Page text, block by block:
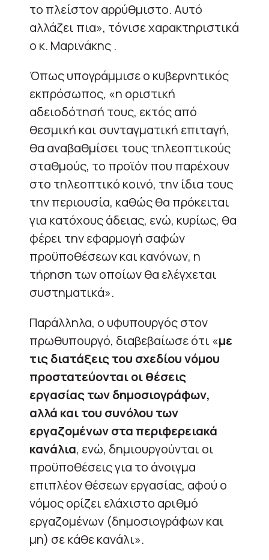
το πλείστον αρρύθμιστο. Αυτό
αλλάζει πια», τόνισε χαρακτηριστικά
ο κ. Μαρινάκης .
Όπως υπογράμμισε ο κυβερνητικός
εκπρόσωπος, «η οριστική
αδειοδότησή τους, εκτός από
θεσμική και συνταγματική επιταγή,
θα αναβαθμίσει τους τηλεοπτικούς
σταθμούς, το προϊόν που παρέχουν
στο τηλεοπτικό κοινό, την ίδια τους
την περιουσία, καθώς θα πρόκειται
για κατόχους άδειας, ενώ, κυρίως, θα
φέρει την εφαρμογή σαφών
προϋποθέσεων και κανόνων, η
τήρηση των οποίων θα ελέγχεται
συστηματικά».
Παράλληλα, ο υφυπουργός στον
πρωθυπουργό, διαβεβαίωσε ότι «με
τις διατάξεις του σχεδίου νόμου
προστατεύονται οι θέσεις
εργασίας των δημοσιογράφων,
αλλά και του συνόλου των
εργαζομένων στα περιφερειακά
κανάλια, ενώ, δημιουργούνται οι
προϋποθέσεις για το άνοιγμα
επιπλέον θέσεων εργασίας, αφού ο
νόμος ορίζει ελάχιστο αριθμό
εργαζομένων (δημοσιογράφων και
μη) σε κάθε κανάλι».